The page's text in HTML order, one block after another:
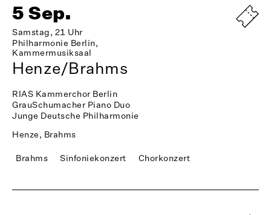
5 Sep.
Samstag, 21 Uhr
Philharmonie Berlin,
Kammermusiksaal
Henze/Brahms
RIAS Kammerchor Berlin
GrauSchumacher Piano Duo
Junge Deutsche Philharmonie
Henze, Brahms
Brahms Sinfoniekonzert Chorkonzert